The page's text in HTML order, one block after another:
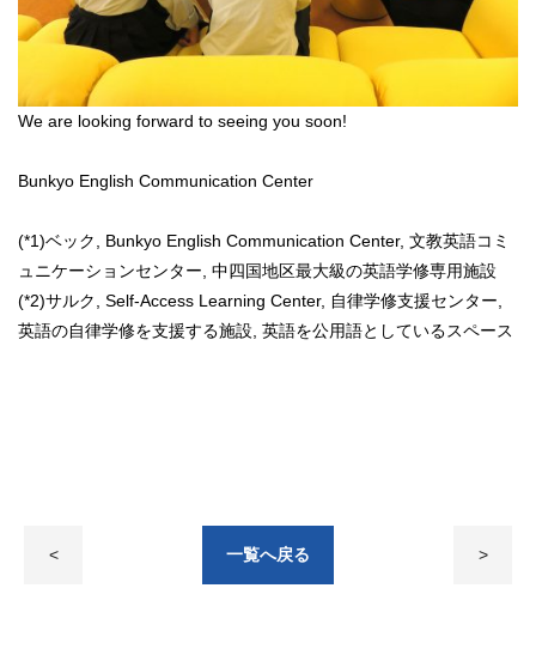
We are looking forward to seeing you soon!
Bunkyo English Communication Center
(*1)ベック, Bunkyo English Communication Center, 文教英語コミ
ュニケーションセンター, 中四国地区最大級の英語学修専用施設
(*2)サルク, Self-Access Learning Center, 自律学修支援センター,
英語の自律学修を支援する施設, 英語を公用語としているスペース
< 一覧へ戻る >